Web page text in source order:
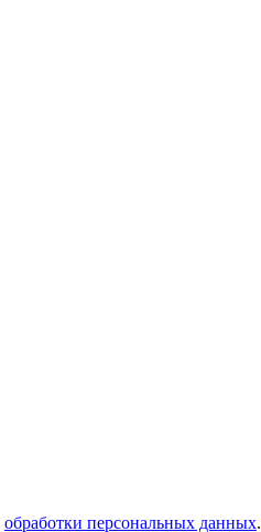
обработки персональных данных.